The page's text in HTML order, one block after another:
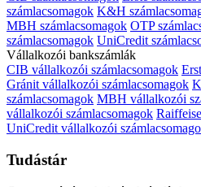
számlacsomagok K&H
MBH számlacsomagok OTP
számlacsomagok UniCredit
Vállalkozói bankszámlák
CIB vállalkozói számlacsomagok
Gránit vállalkozói számlacsomagok
számlacsomagok MBH vállalkozói
vállalkozói számlacsomagok
UniCredit vállalkozói
Tudástár